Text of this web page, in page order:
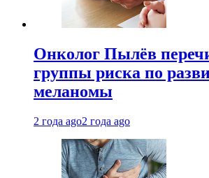
Онколог Пылёв
группы риска по
меланомы
2 года ago2 года ago